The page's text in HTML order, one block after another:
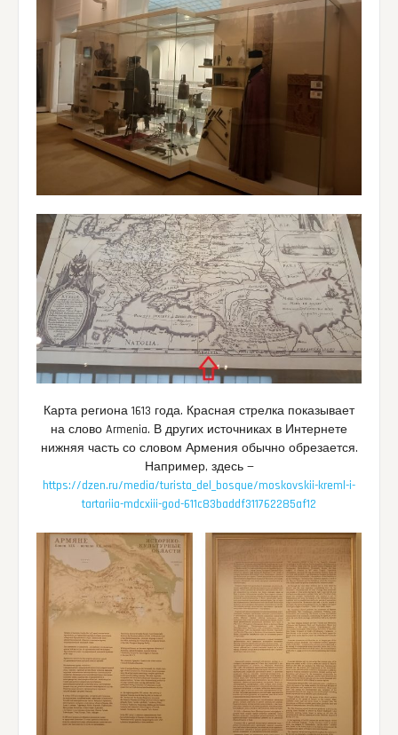
Карта региона 1613 года. Красная стрелка показывает
на слово Armenia. В других источниках в Интернете
нижняя часть со словом Армения обычно обрезается.
Например, здесь —
https://dzen.ru/media/turista_del_bosque/moskovskii-kreml-i-
tartariia-mdcxiii-god-611c83baddf311762285af12